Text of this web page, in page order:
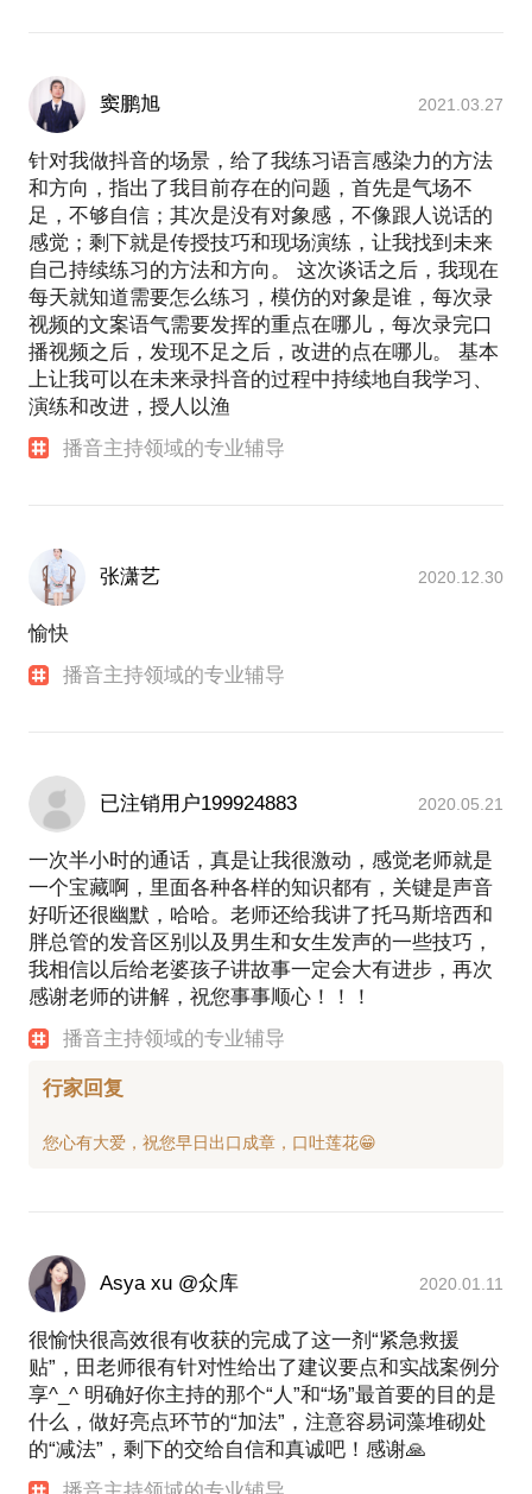
窦鹏旭 2021.03.27
针对我做抖音的场景，给了我练习语言感染力的方法
和方向，指出了我目前存在的问题，首先是气场不
足，不够自信；其次是没有对象感，不像跟人说话的
感觉；剩下就是传授技巧和现场演练，让我找到未来
自己持续练习的方法和方向。 这次谈话之后，我现在
每天就知道需要怎么练习，模仿的对象是谁，每次录
视频的文案语气需要发挥的重点在哪儿，每次录完口
播视频之后，发现不足之后，改进的点在哪儿。 基本
上让我可以在未来录抖音的过程中持续地自我学习、
演练和改进，授人以渔
播音主持领域的专业辅导
张潇艺 2020.12.30
愉快
播音主持领域的专业辅导
已注销用户199924883 2020.05.21
一次半小时的通话，真是让我很激动，感觉老师就是
一个宝藏啊，里面各种各样的知识都有，关键是声音
好听还很幽默，哈哈。老师还给我讲了托马斯培西和
胖总管的发音区别以及男生和女生发声的一些技巧，
我相信以后给老婆孩子讲故事一定会大有进步，再次
感谢老师的讲解，祝您事事顺心！！！
播音主持领域的专业辅导
行家回复
Asya xu @众库 2020.01.11
很愉快很高效很有收获的完成了这一剂“紧急救援
贴”，田老师很有针对性给出了建议要点和实战案例分
享^_^ 明确好你主持的那个“人”和“场”最首要的目的是
什么，做好亮点环节的“加法”，注意容易词藻堆砌处
的“减法”，剩下的交给自信和真诚吧！感谢🙏